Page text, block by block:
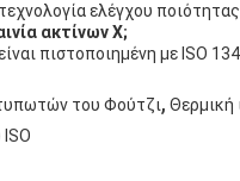
ελέγχου
ακτίνων Χ;
πιστοποιημένη με ISO
του Φούτζι, Θερμική